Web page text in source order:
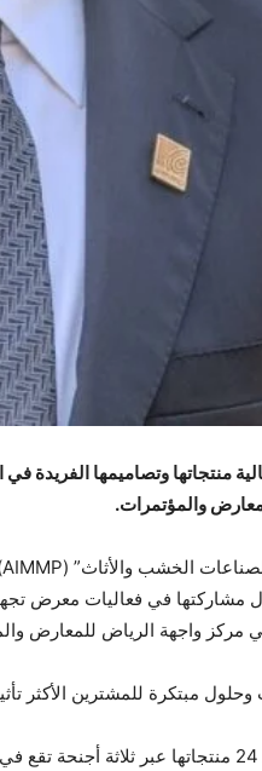
الرياض للمعارض والمؤتمرات خلال
مبتكرة للمشترين الأكثر